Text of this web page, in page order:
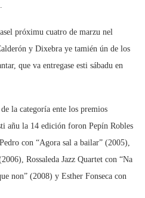
próximu cuatro de marzu nel
y Dixebra ye tamién ún de los
que va entregase esti sábadu en
la categoría ente los premios
añu la 14 edición foron Pepín Robles
con “Agora sal a bailar” (2005),
Rossaleda Jazz Quartet con “Na
non” (2008) y Esther Fonseca con